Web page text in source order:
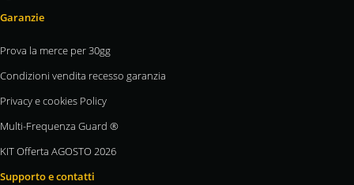
Garanzie
Prova la merce per 30gg
Condizioni vendita recesso garanzia
Privacy e cookies Policy
Multi-Frequenza Guard ®
KIT Offerta AGOSTO 2026
Supporto e contatti